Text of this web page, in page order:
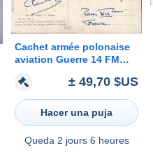
Cachet armée polonaise
aviation Guerre 14 FM
Pologne Lutte contre
Bolchévisme CP Peinture
Cracovie
± 49,70 $US
Hacer una puja
Queda 2 jours 6 heures